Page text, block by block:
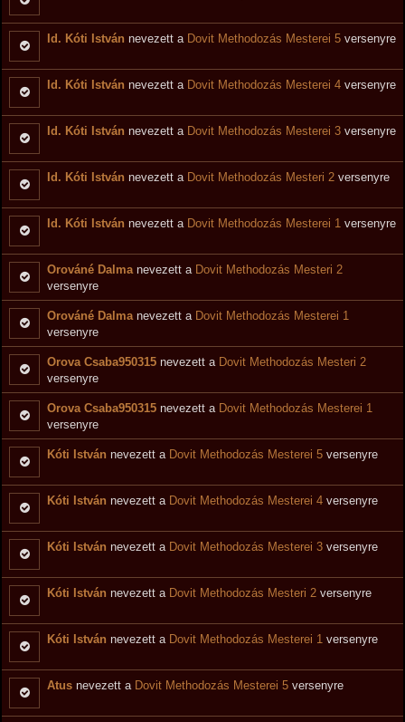
Id. Kóti István nevezett a Dovit Methodozás Mesterei 5 versenyre
Id. Kóti István nevezett a Dovit Methodozás Mesterei 4 versenyre
Id. Kóti István nevezett a Dovit Methodozás Mesterei 3 versenyre
Id. Kóti István nevezett a Dovit Methodozás Mesteri 2 versenyre
Id. Kóti István nevezett a Dovit Methodozás Mesterei 1 versenyre
Orováné Dalma nevezett a Dovit Methodozás Mesteri 2
versenyre
Orováné Dalma nevezett a Dovit Methodozás Mesterei 1
versenyre
Orova Csaba950315 nevezett a Dovit Methodozás Mesteri 2
versenyre
Orova Csaba950315 nevezett a Dovit Methodozás Mesterei 1
versenyre
Kóti István nevezett a Dovit Methodozás Mesterei 5 versenyre
Kóti István nevezett a Dovit Methodozás Mesterei 4 versenyre
Kóti István nevezett a Dovit Methodozás Mesterei 3 versenyre
Kóti István nevezett a Dovit Methodozás Mesteri 2 versenyre
Kóti István nevezett a Dovit Methodozás Mesterei 1 versenyre
Atus nevezett a Dovit Methodozás Mesterei 5 versenyre